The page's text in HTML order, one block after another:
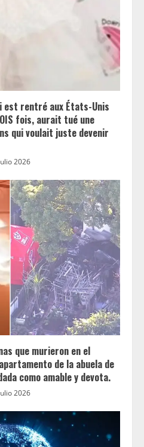
est rentré aux États-Unis
fois, aurait tué une
qui voulait juste devenir
2026
que murieron en el
de la abuela de
como amable y devota.
2026